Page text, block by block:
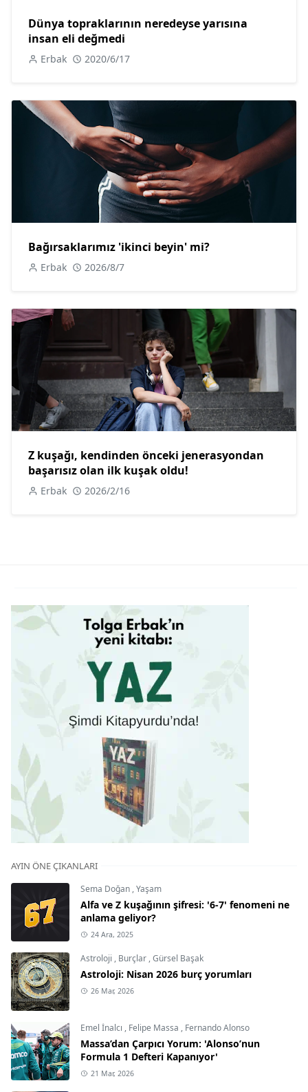
Dünya topraklarının neredeyse yarısına
insan eli değmedi
Erbak 2020/6/17
Bağırsaklarımız 'ikinci beyin' mi?
Erbak 2026/8/7
Z kuşağı, kendinden önceki jenerasyondan
başarısız olan ilk kuşak oldu!
Erbak 2026/2/16
AYIN ÖNE ÇIKANLARI
Sema Doğan ,Yaşam
Alfa ve Z kuşağının şifresi: '6-7' fenomeni ne
anlama geliyor?
24 Ara, 2025
Astroloji , Burçlar ,Gürsel Başak
Astroloji: Nisan 2026 burç yorumları
26 Mar, 2026
Emel İnalcı , Felipe Massa , Fernando Alonso
Massa’dan Çarpıcı Yorum: 'Alonso’nun
Formula 1 Defteri Kapanıyor'
21 Mar, 2026